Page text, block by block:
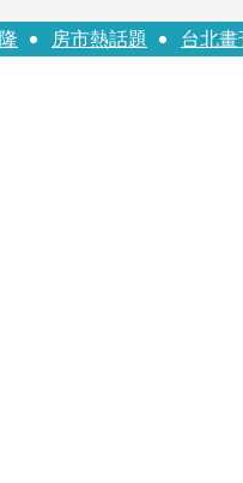
FEniX夏浦洋組「神隊友
房市熱話題 台北畫